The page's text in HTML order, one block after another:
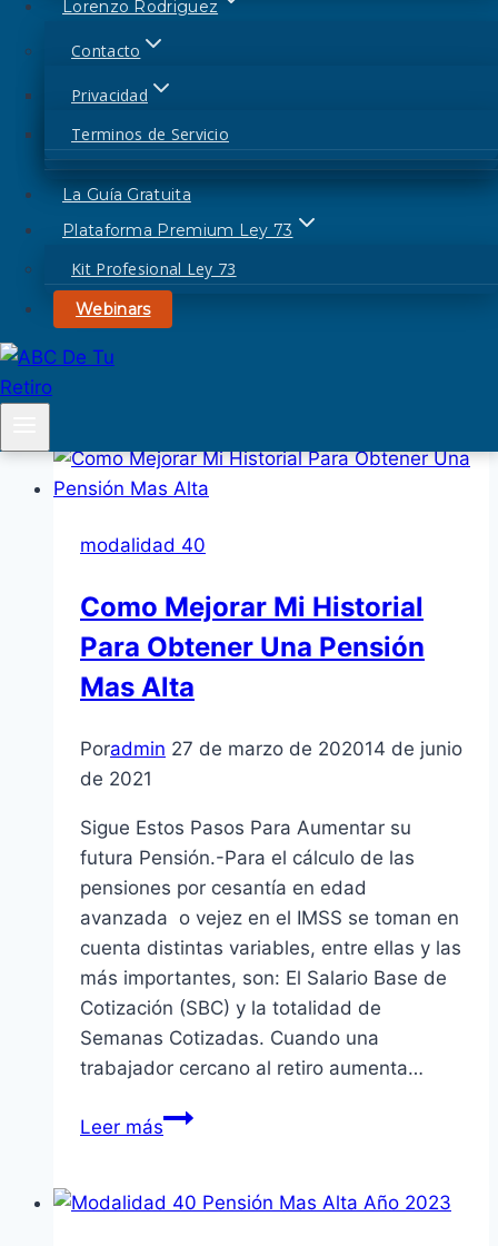
Lorenzo Rodriguez
Contacto
Privacidad
Terminos de Servicio
La Guía Gratuita
Plataforma Premium Ley 73
Kit Profesional Ley 73
Webinars
Si tienes alguna duda puedes enviarla en el
siguiente formulario…
Error:Formulario de contacto no encontrado.
Navegación
de
entradas
Anterior
Y Si No Aplico Modalidad 40 Como Será Mi Pensión
Siguiente
Aumenta Tu Futura Pensión Con La Modalidad 40
Artículos Relacionados
modalidad 40
Como Mejorar Mi Historial
Para Obtener Una Pensión
Mas Alta
Poradmin 27 de marzo de 202014 de junio
de 2021
Sigue Estos Pasos Para Aumentar su
futura Pensión.-Para el cálculo de las
pensiones por cesantía en edad
avanzada o vejez en el IMSS se toman en
cuenta distintas variables, entre ellas y las
más importantes, son: El Salario Base de
Cotización (SBC) y la totalidad de
Semanas Cotizadas. Cuando una
trabajador cercano al retiro aumenta…
Leer másComo
Historial